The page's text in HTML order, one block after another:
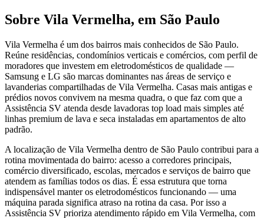
Sobre Vila Vermelha, em São Paulo
Vila Vermelha é um dos bairros mais conhecidos de São Paulo.
Reúne residências, condomínios verticais e comércios, com perfil de
moradores que investem em eletrodomésticos de qualidade —
Samsung e LG são marcas dominantes nas áreas de serviço e
lavanderias compartilhadas de Vila Vermelha. Casas mais antigas e
prédios novos convivem na mesma quadra, o que faz com que a
Assistência SV atenda desde lavadoras top load mais simples até
linhas premium de lava e seca instaladas em apartamentos de alto
padrão.
A localização de Vila Vermelha dentro de São Paulo contribui para a
rotina movimentada do bairro: acesso a corredores principais,
comércio diversificado, escolas, mercados e serviços de bairro que
atendem as famílias todos os dias. É essa estrutura que torna
indispensável manter os eletrodomésticos funcionando — uma
máquina parada significa atraso na rotina da casa. Por isso a
Assistência SV prioriza atendimento rápido em Vila Vermelha, com